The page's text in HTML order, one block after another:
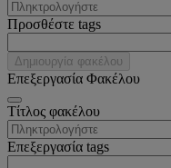
Προσθέστε tags
Δημιουργία φακέλου
Επεξεργασία Φακέλου
Tίτλος φακέλου
Επεξεργασία tags